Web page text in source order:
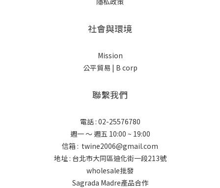
社會與環境
Mission
公平貿易 | B corp
聯繫我們
電話 : 02-25576780
週一 ～ 週五 10:00 ~ 19:00
信箱 : twine2006@gmail.com
地址 : 台北市大同區迪化街一段213號
wholesale批發
Sagrada Madre產品合作